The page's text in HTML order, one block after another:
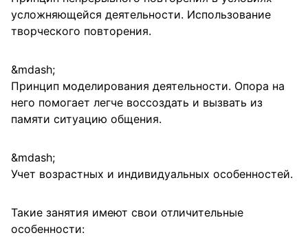
усложняющейся деятельности. Использование
творческого повторения.
Принцип моделирования деятельности. Опора на
него помогает легче воссоздать и вызвать из
памяти ситуацию общения.
Учет возрастных и индивидуальных особенностей.
Такие занятия имеют свои отличительные
особенности: